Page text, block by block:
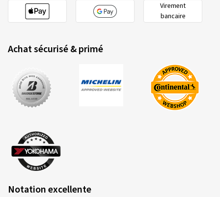
Virement
bancaire
Achat sécurisé & primé
Notation excellente